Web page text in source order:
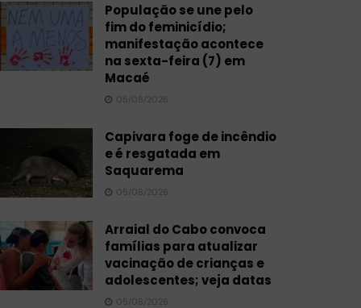
População se une pelo
fim do feminicídio;
manifestação acontece
na sexta-feira (7) em
Macaé
05/08/2026
Capivara foge de incêndio
e é resgatada em
Saquarema
05/08/2026
Arraial do Cabo convoca
famílias para atualizar
vacinação de crianças e
adolescentes; veja datas
05/08/2026